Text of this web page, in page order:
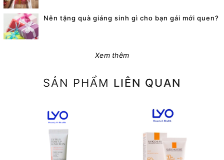
Nên tặng quà giáng sinh gì cho bạn gái mới quen?
Xem thêm
SẢN PHẨM LIÊN QUAN